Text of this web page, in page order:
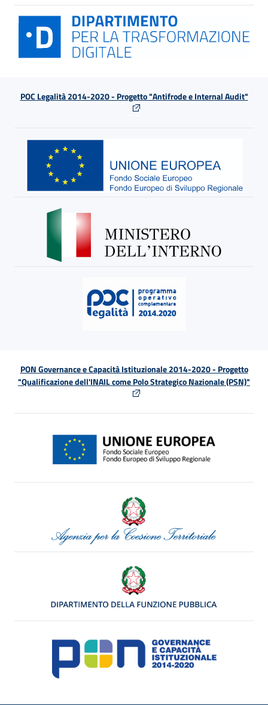
POC Legalità 2014-2020 - Progetto "Antifrode e Internal Audit"
PON Governance e Capacità Istituzionale 2014-2020 - Progetto
"Qualificazione dell'INAIL come Polo Strategico Nazionale (PSN)"